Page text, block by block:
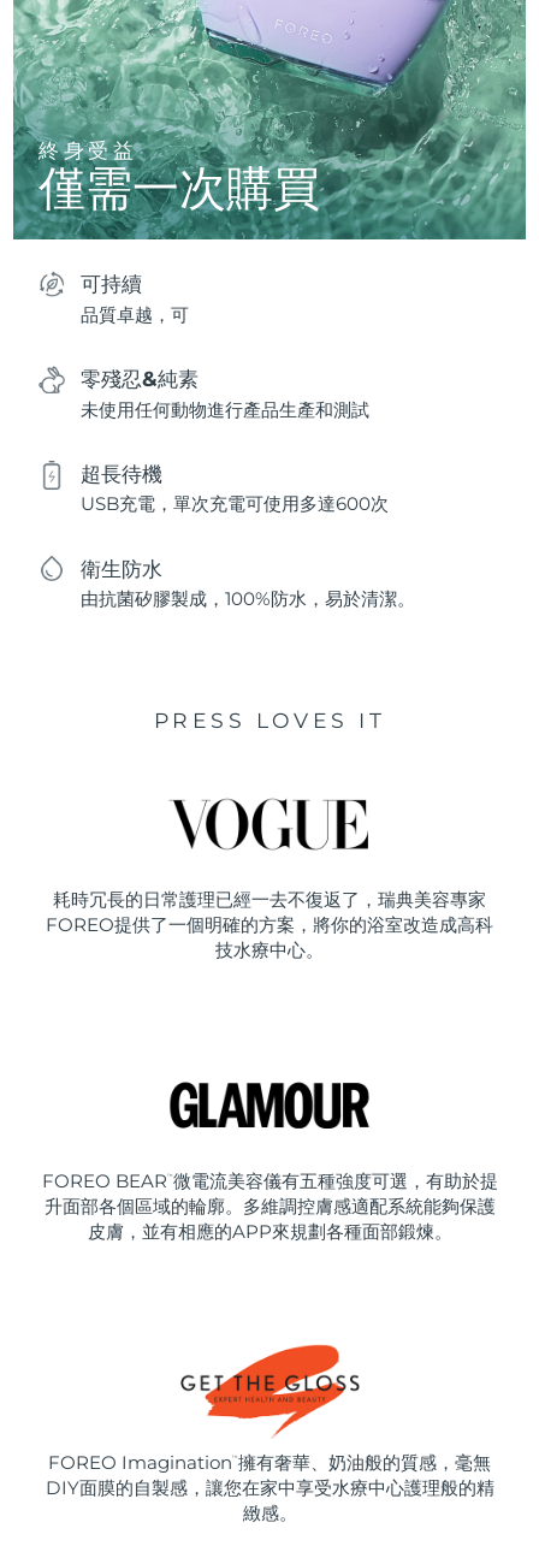
終身受益
僅需一次購買
可持續
品質卓越，可
零殘忍&純素
未使用任何動物進行產品生產和測試
超長待機
USB充電，單次充電可使用多達600次
衛生防水
由抗菌矽膠製成，100%防水，易於清潔。
PRESS LOVES IT
耗時冗長的日常護理已經一去不復返了，瑞典美容專家
FOREO提供了一個明確的方案，將你的浴室改造成高科
技水療中心。
FOREO BEAR ™ 微電流美容儀有五種強度可選，有助於提
升面部各個區域的輪廓。多維調控膚感適配系統能夠保護
皮膚，並有相應的APP來規劃各種面部鍛煉。
FOREO Imagination ™ 擁有奢華、奶油般的質感，毫無
DIY面膜的自製感，讓您在家中享受水療中心護理般的精
緻感。